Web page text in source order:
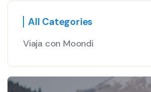
All Categories
Viaja con Moondi